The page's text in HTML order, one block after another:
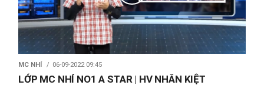
MC NHÍ 06-09-2022 09:45
LỚP MC NHÍ NO1 A STAR | HV NHÂN KIỆT